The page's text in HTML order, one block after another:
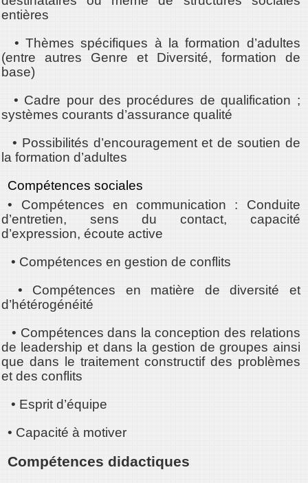
entières
• Thèmes spécifiques à la formation d’adultes
(entre autres Genre et Diversité, formation de
base)
• Cadre pour des procédures de qualification ;
systèmes courants d’assurance qualité
• Possibilités d’encouragement et de soutien de
la formation d’adultes
Compétences sociales
• Compétences en communication : Conduite
d’entretien, sens du contact, capacité
d’expression, écoute active
• Compétences en gestion de conflits
• Compétences en matière de diversité et
d’hétérogénéité
• Compétences dans la conception des relations
de leadership et dans la gestion de groupes ainsi
que dans le traitement constructif des problèmes
et des conflits
• Esprit d’équipe
• Capacité à motiver
Compétences didactiques